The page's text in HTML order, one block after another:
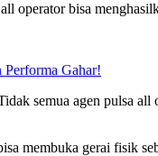
operator bisa
Gahar!
semua agen pulsa
membuka gerai fisik